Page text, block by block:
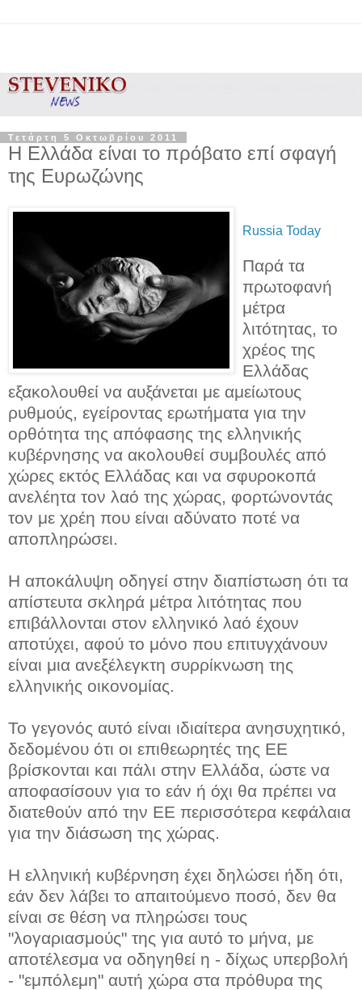
Τετάρτη 5 Οκτωβρίου 2011
Η Ελλάδα είναι το πρόβατο επί σφαγή
της Ευρωζώνης
Russia Today
Παρά τα
πρωτοφανή
μέτρα
λιτότητας, το
χρέος της
Ελλάδας
εξακολουθεί να αυξάνεται με αμείωτους
ρυθμούς, εγείροντας ερωτήματα για την
ορθότητα της απόφασης της ελληνικής
κυβέρνησης να ακολουθεί συμβουλές από
χώρες εκτός Ελλάδας και να σφυροκοπά
ανελέητα τον λαό της χώρας, φορτώνοντάς
τον με χρέη που είναι αδύνατο ποτέ να
αποπληρώσει.
Η αποκάλυψη οδηγεί στην διαπίστωση ότι τα
απίστευτα σκληρά μέτρα λιτότητας που
επιβάλλονται στον ελληνικό λαό έχουν
αποτύχει, αφού το μόνο που επιτυγχάνουν
είναι μια ανεξέλεγκτη συρρίκνωση της
ελληνικής οικονομίας.
Το γεγονός αυτό είναι ιδιαίτερα ανησυχητικό,
δεδομένου ότι οι επιθεωρητές της ΕΕ
βρίσκονται και πάλι στην Ελλάδα, ώστε να
αποφασίσουν για το εάν ή όχι θα πρέπει να
διατεθούν από την ΕΕ περισσότερα κεφάλαια
για την διάσωση της χώρας.
Η ελληνική κυβέρνηση έχει δηλώσει ήδη ότι,
εάν δεν λάβει το απαιτούμενο ποσό, δεν θα
είναι σε θέση να πληρώσει τους
"λογαριασμούς" της για αυτό το μήνα, με
αποτέλεσμα να οδηγηθεί η - δίχως υπερβολή
- "εμπόλεμη" αυτή χώρα στα πρόθυρα της